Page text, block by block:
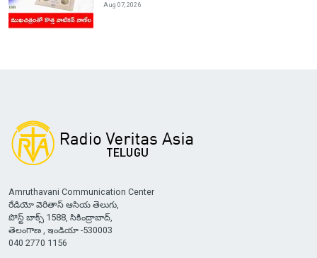
Aug 07, 2026
Amruthavani Communication Center
రేడియో వెరితాస్ ఆసియ తెలుగు,
పోస్ట్ బాక్స్ 1588, సికింద్రాబాద్,
తెలంగాణ , ఇండియా -530003
040 2770 1156